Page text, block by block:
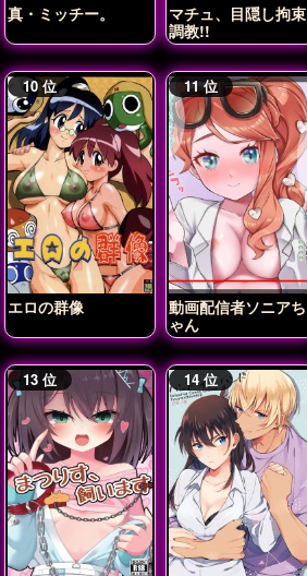
真・ミッチー。
マチュ、目隠し拘束
調教!!
エロの群像
動画配信者ソニアち
ゃん